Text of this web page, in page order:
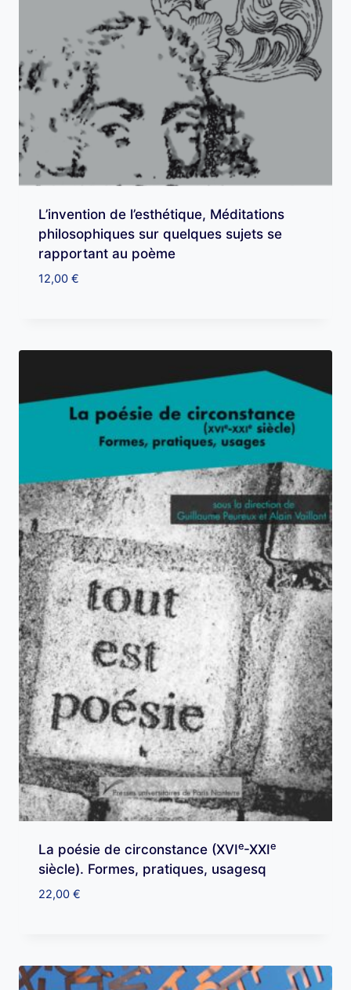
L’invention de l’esthétique, Méditations
philosophiques sur quelques sujets se
rapportant au poème
12,00 €
La poésie de circonstance (XVIe-XXIe
siècle). Formes, pratiques, usagesq
22,00 €